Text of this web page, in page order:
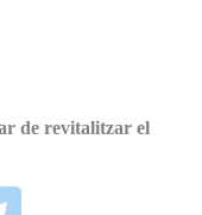
de revitalitzar el